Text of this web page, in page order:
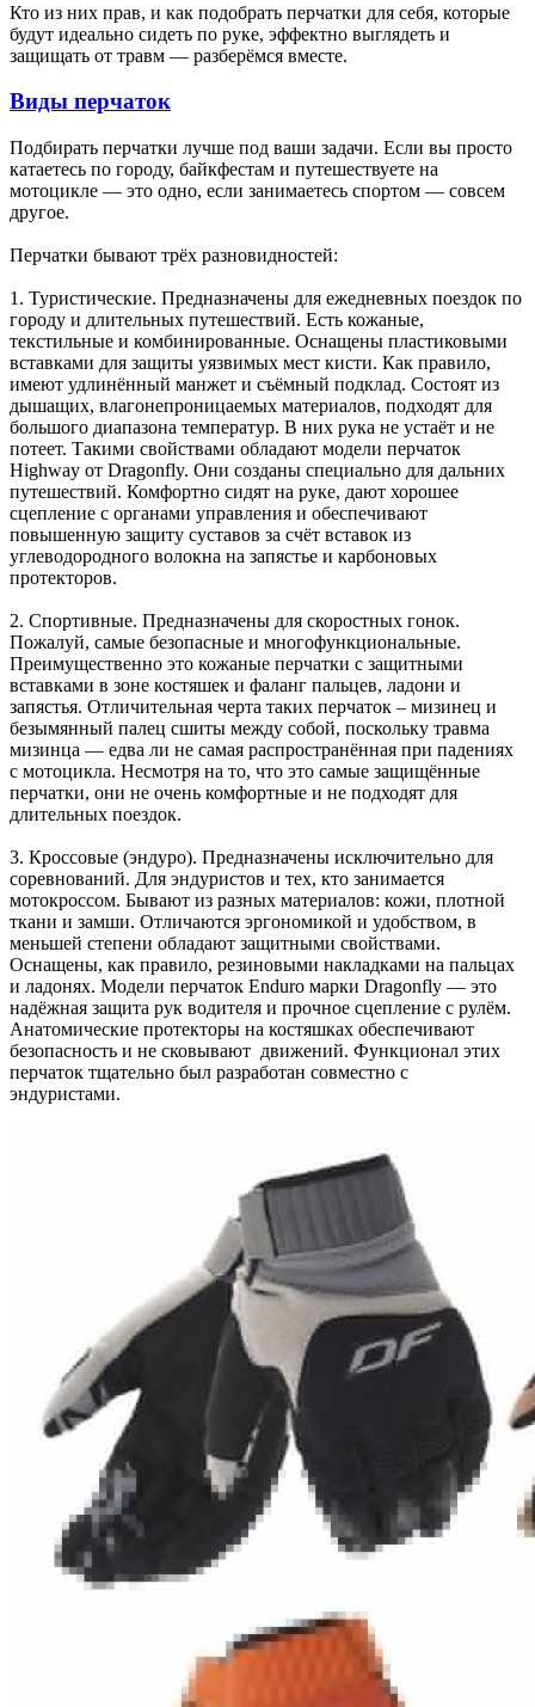
Кто из них прав, и как подобрать перчатки для себя, которые
будут идеально сидеть по руке, эффектно выглядеть и
защищать от травм — разберёмся вместе.
Виды перчаток
Подбирать перчатки лучше под ваши задачи. Если вы просто
катаетесь по городу, байкфестам и путешествуете на
мотоцикле — это одно, если занимаетесь спортом — совсем
другое.
Перчатки бывают трёх разновидностей:
1. Туристические. Предназначены для ежедневных поездок по
городу и длительных путешествий. Есть кожаные,
текстильные и комбинированные. Оснащены пластиковыми
вставками для защиты уязвимых мест кисти. Как правило,
имеют удлинённый манжет и съёмный подклад. Состоят из
дышащих, влагонепроницаемых материалов, подходят для
большого диапазона температур. В них рука не устаёт и не
потеет. Такими свойствами обладают модели перчаток
Highway от Dragonfly. Они созданы специально для дальних
путешествий. Комфортно сидят на руке, дают хорошее
сцепление с органами управления и обеспечивают
повышенную защиту суставов за счёт вставок из
углеводородного волокна на запястье и карбоновых
протекторов.
2. Спортивные. Предназначены для скоростных гонок.
Пожалуй, самые безопасные и многофункциональные.
Преимущественно это кожаные перчатки с защитными
вставками в зоне костяшек и фаланг пальцев, ладони и
запястья. Отличительная черта таких перчаток – мизинец и
безымянный палец сшиты между собой, поскольку травма
мизинца — едва ли не самая распространённая при падениях
с мотоцикла. Несмотря на то, что это самые защищённые
перчатки, они не очень комфортные и не подходят для
длительных поездок.
3. Кроссовые (эндуро). Предназначены исключительно для
соревнований. Для эндуристов и тех, кто занимается
мотокроссом. Бывают из разных материалов: кожи, плотной
ткани и замши. Отличаются эргономикой и удобством, в
меньшей степени обладают защитными свойствами.
Оснащены, как правило, резиновыми накладками на пальцах
и ладонях. Модели перчаток Enduro марки Dragonfly — это
надёжная защита рук водителя и прочное сцепление с рулём.
Анатомические протекторы на костяшках обеспечивают
безопасность и не сковывают движений. Функционал этих
перчаток тщательно был разработан совместно с
эндуристами.